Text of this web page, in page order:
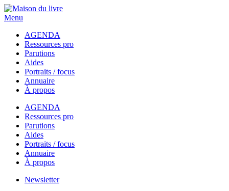
Menu
AGENDA
Ressources pro
Parutions
Aides
Portraits / focus
Annuaire
À propos
AGENDA
Ressources pro
Parutions
Aides
Portraits / focus
Annuaire
À propos
Newsletter